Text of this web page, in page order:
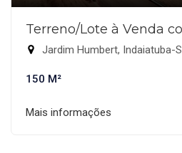
Terreno/Lote à Venda
Jardim Humbert, Indaiatuba-
150 M²
Mais informações